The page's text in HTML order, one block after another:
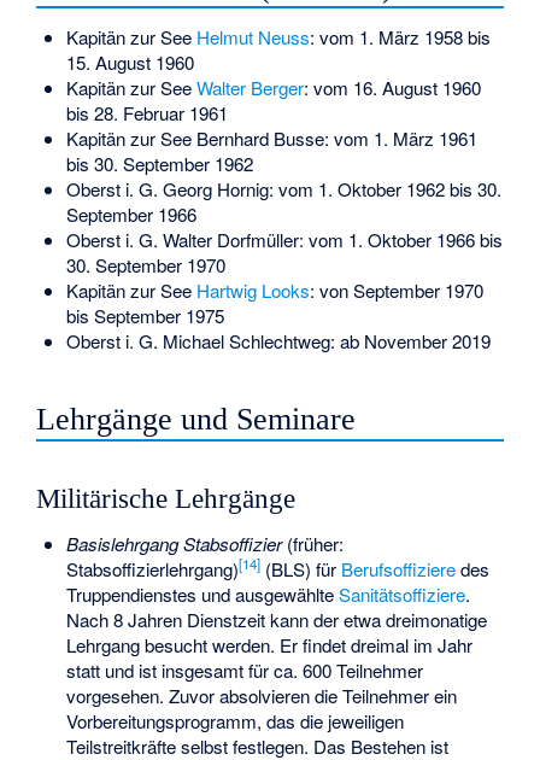
Kapitän zur See Helmut Neuss: vom 1. März 1958 bis
15. August 1960
Kapitän zur SeeWalter Berger: vom 16. August 1960
bis 28. Februar 1961
Kapitän zur See Bernhard Busse: vom 1. März 1961
bis 30. September 1962
Oberst i. G. Georg Hornig: vom 1. Oktober 1962 bis 30.
September 1966
Oberst i. G. Walter Dorfmüller: vom 1. Oktober 1966 bis
30. September 1970
Kapitän zur See Hartwig Looks: von September 1970
bis September 1975
Oberst i. G. Michael Schlechtweg: ab November 2019
Lehrgänge und Seminare
Militärische Lehrgänge
Basislehrgang Stabsoffizier(früher:
Stabsoffizierlehrgang)[14](BLS) für Berufsoffizieredes
Truppendienstes und ausgewählteSanitätsoffiziere.
Nach 8 Jahren Dienstzeit kann der etwa dreimonatige
Lehrgang besucht werden. Er findet dreimal im Jahr
statt und ist insgesamt für ca. 600 Teilnehmer
vorgesehen. Zuvor absolvieren die Teilnehmer ein
Vorbereitungsprogramm, das die jeweiligen
Teilstreitkräfte selbst festlegen. Das Bestehen ist